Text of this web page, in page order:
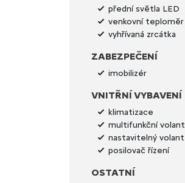
přední světla LED
venkovní teploměr
vyhřívaná zrcátka
ZABEZPEČENÍ
imobilizér
VNITŘNÍ VYBAVENÍ
klimatizace
multifunkční volant
nastavitelný volant
posilovač řízení
OSTATNÍ